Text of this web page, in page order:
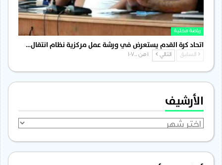
رياضة محلية
اتحاد كرة القدم يستعرض في ورشة عمل مركزية نظام انتقال…
السابق التالي
الأرشيف
الأرشيف